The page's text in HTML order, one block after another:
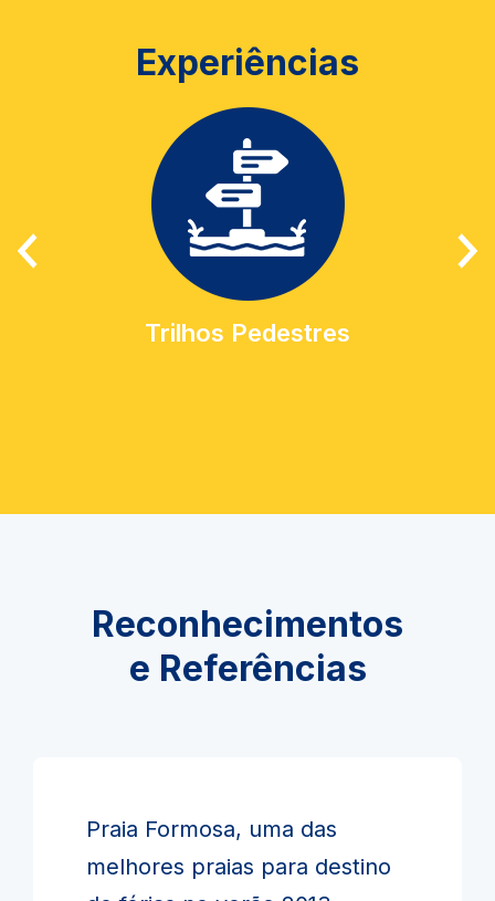
Experiências
Trilhos Pedestres
Reconhecimentos
e Referências
Praia Formosa, uma das
melhores praias para destino